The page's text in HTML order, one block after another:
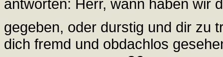
antworten: Herr, wann haben wir
gegeben, oder durstig und dir zu
dich fremd und obdachlos